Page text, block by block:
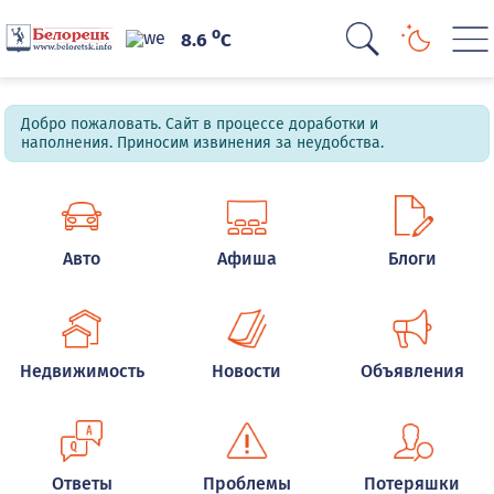
8.6oC
Добро пожаловать. Сайт в процессе доработки и
наполнения. Приносим извинения за неудобства.
Авто Афиша Блоги
Недвижимость Новости Объявления
Ответы Проблемы Потеряшки